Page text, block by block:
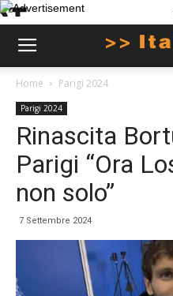
Home Parigi 2024
Parigi 2024
Rinascita
Parigi “Ora
non solo”
7 Settembre 2024